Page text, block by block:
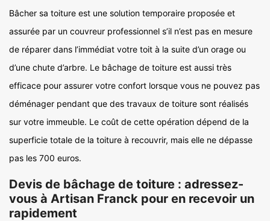
Bâcher sa toiture est une solution temporaire proposée et
assurée par un couvreur professionnel s’il n’est pas en mesure
de réparer dans l’immédiat votre toit à la suite d’un orage ou
d’une chute d’arbre. Le bâchage de toiture est aussi très
efficace pour assurer votre confort lorsque vous ne pouvez pas
déménager pendant que des travaux de toiture sont réalisés
sur votre immeuble. Le coût de cette opération dépend de la
superficie totale de la toiture à recouvrir, mais elle ne dépasse
pas les 700 euros.
Devis de bâchage de toiture : adressez-
vous à Artisan Franck pour en recevoir un
rapidement